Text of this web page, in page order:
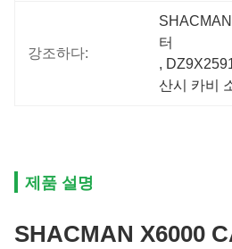
강조하다:
터
,
산시 카비
제품 설명
SHACMAN X6000